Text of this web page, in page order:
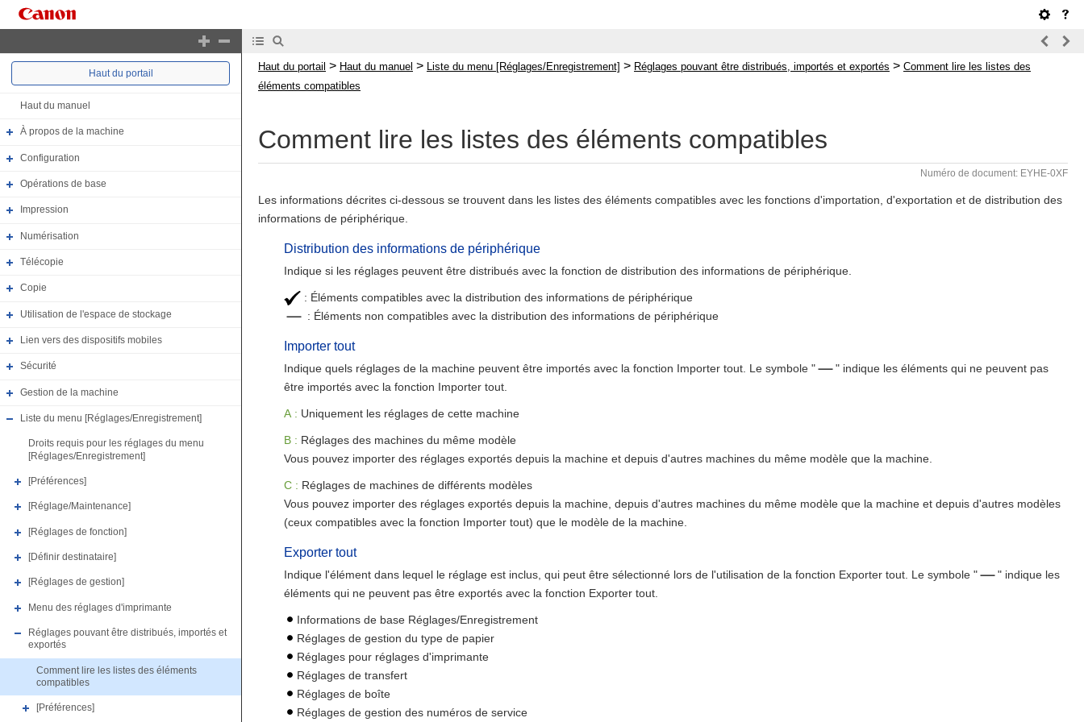
Haut du portail
Haut du manuel
À propos de la machine
Configuration
Opérations de base
Impression
Numérisation
Télécopie
Copie
Utilisation de l'espace de stockage
Lien vers des dispositifs mobiles
Sécurité
Gestion de la machine
Liste du menu [Réglages/Enregistrement]
Droits requis pour les réglages du menu
[Réglages/Enregistrement]
[Préférences]
[Réglage/Maintenance]
[Réglages de fonction]
[Définir destinataire]
[Réglages de gestion]
Menu des réglages d'imprimante
Réglages pouvant être distribués, importés et
exportés
Comment lire les listes des éléments
compatibles
[Préférences]
Haut du portail > Haut du manuel > Liste du menu [Réglages/Enregistrement] > Réglages pouvant être distribués, importés et exportés > Comment lire les listes des
éléments compatibles
Comment lire les listes des éléments compatibles
Numéro de document: EYHE-0XF
Les informations décrites ci-dessous se trouvent dans les listes des éléments compatibles avec les fonctions d'importation, d'exportation et de distribution des
informations de périphérique.
Distribution des informations de périphérique
Indique si les réglages peuvent être distribués avec la fonction de distribution des informations de périphérique.
: Éléments compatibles avec la distribution des informations de périphérique
: Éléments non compatibles avec la distribution des informations de périphérique
Importer tout
Indique quels réglages de la machine peuvent être importés avec la fonction Importer tout. Le symbole "
" indique les éléments qui ne peuvent pas
être importés avec la fonction Importer tout.
A : Uniquement les réglages de cette machine
B : Réglages des machines du même modèle
Vous pouvez importer des réglages exportés depuis la machine et depuis d'autres machines du même modèle que la machine.
C : Réglages de machines de différents modèles
Vous pouvez importer des réglages exportés depuis la machine, depuis d'autres machines du même modèle que la machine et depuis d'autres modèles
(ceux compatibles avec la fonction Importer tout) que le modèle de la machine.
Exporter tout
Indique l'élément dans lequel le réglage est inclus, qui peut être sélectionné lors de l'utilisation de la fonction Exporter tout. Le symbole "
" indique les
éléments qui ne peuvent pas être exportés avec la fonction Exporter tout.
Informations de base Réglages/Enregistrement
Réglages de gestion du type de papier
Réglages pour réglages d'imprimante
Réglages de transfert
Réglages de boîte
Réglages de gestion des numéros de service